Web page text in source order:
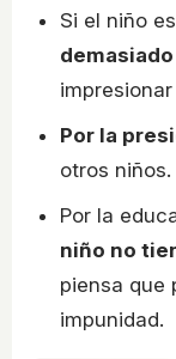
Si el niño
Por la
otros niños.
Por la
niño no
piensa que
impunidad.